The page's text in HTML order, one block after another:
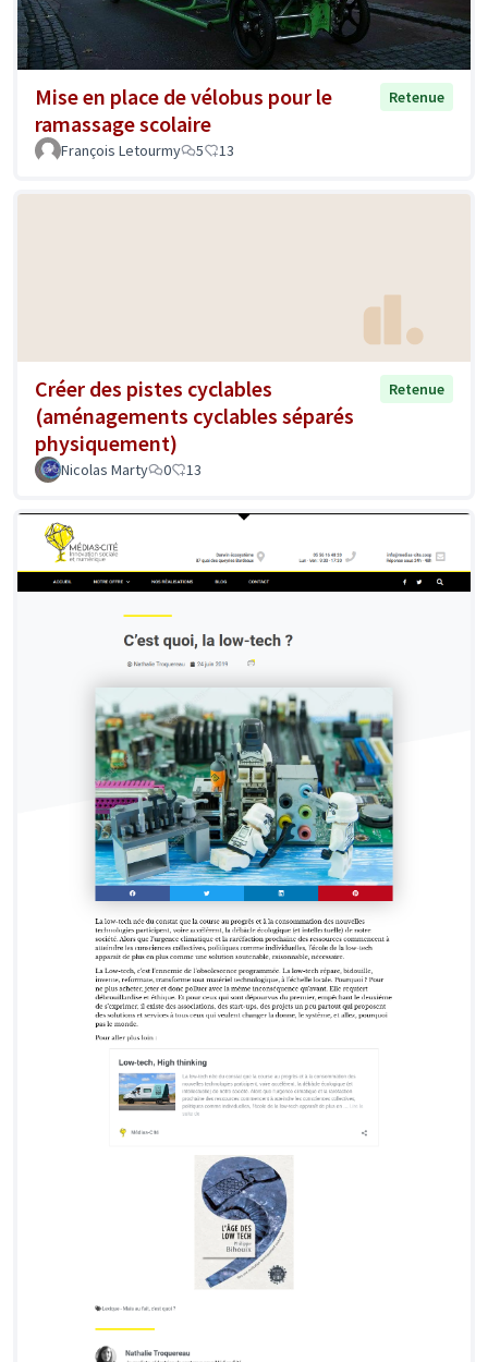
Mise en place de vélobus pour le
ramassage scolaire
Retenue
François Letourmy 5 13
Créer des pistes cyclables
(aménagements cyclables séparés
physiquement)
Retenue
Nicolas Marty 0 13